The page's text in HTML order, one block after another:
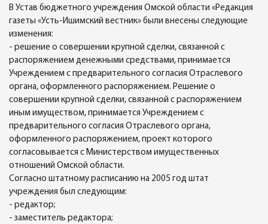
В Устав бюджетного учреждения Омской области «Редакция
газеты «Усть-Ишимский вестник» были внесены следующие
изменения:
- решение о совершении крупной сделки, связанной с
распоряжением денежными средствами, принимается
Учреждением с предварительного согласия Отраслевого
органа, оформленного распоряжением. Решение о
совершении крупной сделки, связанной с распоряжением
иным имуществом, принимается Учреждением с
предварительного согласия Отраслевого органа,
оформленного распоряжением, проект которого
согласовывается с Министерством имущественных
отношений Омской области.
Согласно штатному расписанию на 2005 год штат
учреждения был следующим:
- редактор;
- заместитель редактора;